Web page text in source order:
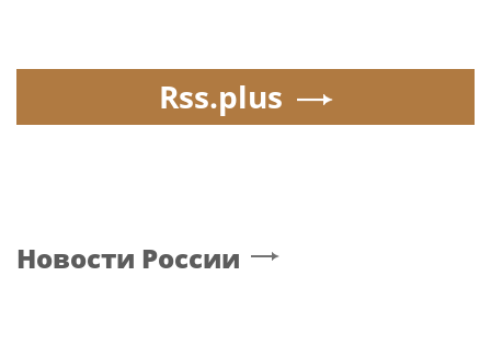
Rss.plus
Новости России